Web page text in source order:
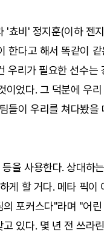
'쵸비' 정지훈(이하 젠
한다고 해서 똑같이 같
우리가 필요한 선수는
었다. 그 덕분에 우리
들이 우리를 쳐다봤을
을 사용한다. 상대하
게 할 거다. 메타 픽이
포커스다"라며 "어린
있다. 몇 년 전 쓰라